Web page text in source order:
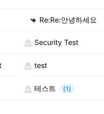
Re:Re:안녕하세요
Security Test
test
테스트 (1)